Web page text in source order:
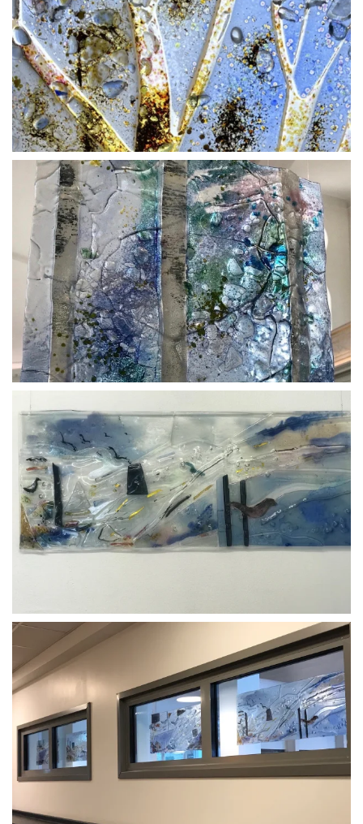
BLÄDDRA I GALLERI
BLÄDDRA I GALLERI
BLÄDDRA I GALLERI
BLÄDDRA I GALLERI